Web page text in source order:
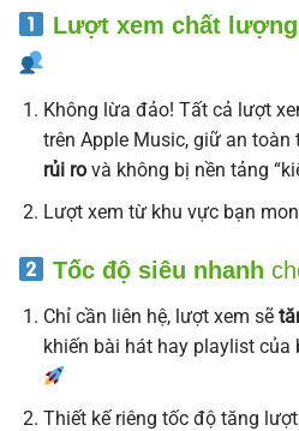
Lượt xem chất
Không lừa đảo! Tất cả lượt
trên Apple Music, giữ an toàn
rủi rovà không bị nền tảng
Lượt xem từ khu vực bạn
Tốc độ siêu nhanh
Chỉ cần liên hệ, lượt xem sẽ
khiến bài hát hay playlist của
Thiết kế riêng tốc độ tăng